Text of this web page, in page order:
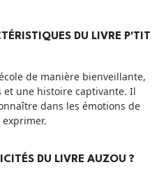
DU LIVRE P'TIT
de manière bienveillante,
et une histoire captivante. Il
dans les émotions de
exprimer.
DU LIVRE AUZOU ?